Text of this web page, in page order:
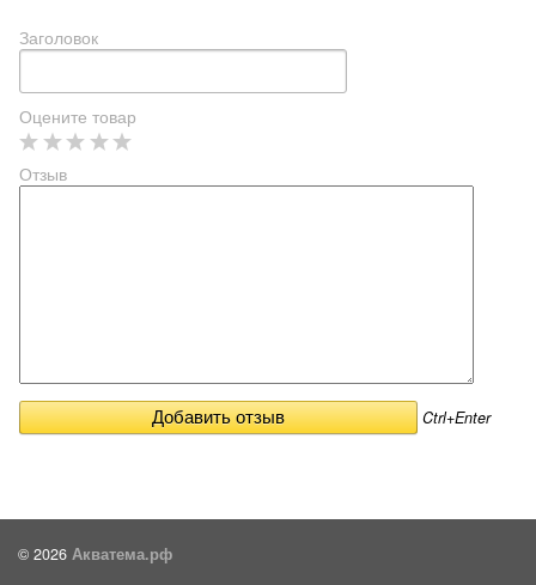
Заголовок
Оцените товар
Отзыв
Ctrl+Enter
© 2026 Акватема.рф